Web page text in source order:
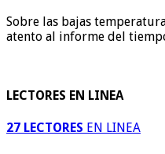
Sobre las bajas
atento al informe del
LECTORES EN LINEA
27 LECTORES EN LINEA